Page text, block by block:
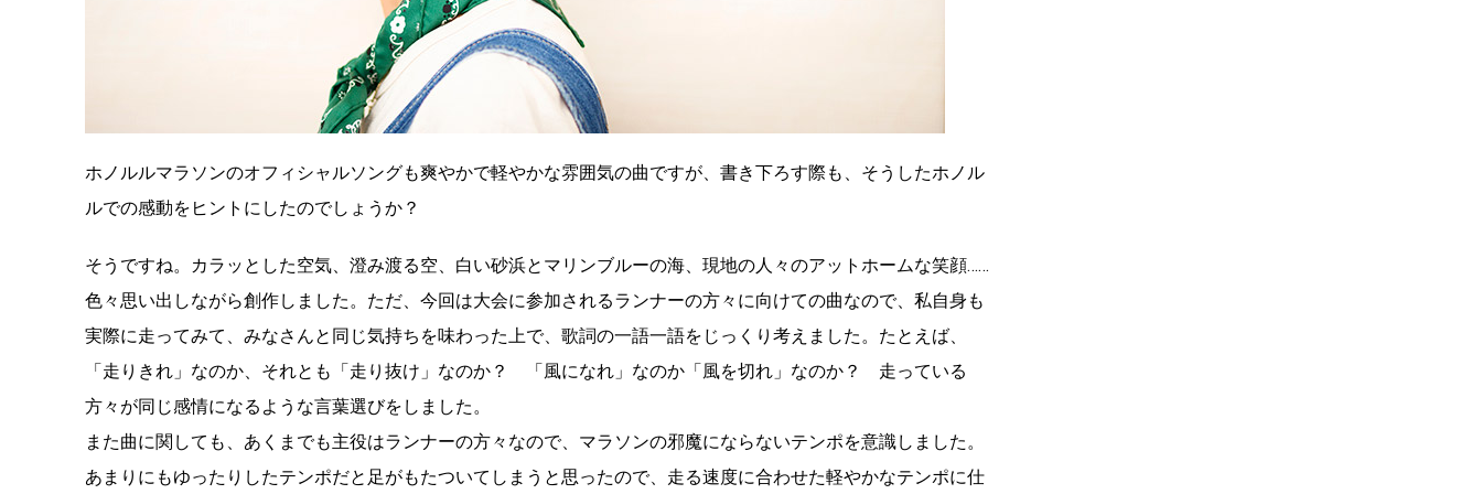
ホノルルマラソンのオフィシャルソングも爽やかで軽やかな雰囲気の曲ですが、書き下ろす際も、そうしたホノル
ルでの感動をヒントにしたのでしょうか？
そうですね。カラッとした空気、澄み渡る空、白い砂浜とマリンブルーの海、現地の人々のアットホームな笑顔……
色々思い出しながら創作しました。ただ、今回は大会に参加されるランナーの方々に向けての曲なので、私自身も
実際に走ってみて、みなさんと同じ気持ちを味わった上で、歌詞の一語一語をじっくり考えました。たとえば、
「走りきれ」なのか、それとも「走り抜け」なのか？ 「風になれ」なのか「風を切れ」なのか？ 走っている
方々が同じ感情になるような言葉選びをしました。
また曲に関しても、あくまでも主役はランナーの方々なので、マラソンの邪魔にならないテンポを意識しました。
あまりにもゆったりしたテンポだと足がもたついてしまうと思ったので、走る速度に合わせた軽やかなテンポに仕